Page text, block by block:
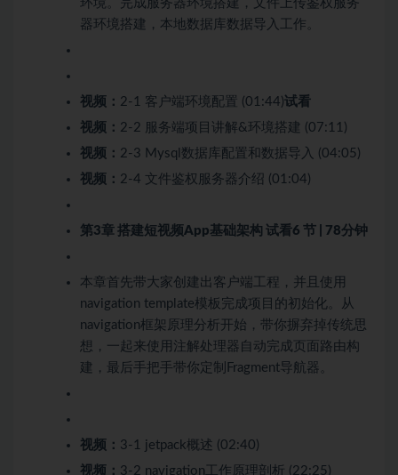
环境。完成服务器环境搭建，文件上传鉴权服务
器环境搭建，本地数据库数据导入工作。
视频： 2-1 客户端环境配置 (01:44)试看
视频： 2-2 服务端项目讲解&环境搭建 (07:11)
视频： 2-3 Mysql数据库配置和数据导入 (04:05)
视频： 2-4 文件鉴权服务器介绍 (01:04)
第3章 搭建短视频App基础架构 试看6 节 | 78分钟
本章首先带大家创建出客户端工程，并且使用
navigation template模板完成项目的初始化。从
navigation框架原理分析开始，带你摒弃掉传统思
想，一起来使用注解处理器自动完成页面路由构
建，最后手把手带你定制Fragment导航器。
视频： 3-1 jetpack概述 (02:40)
视频： 3-2 navigation工作原理剖析 (22:25)